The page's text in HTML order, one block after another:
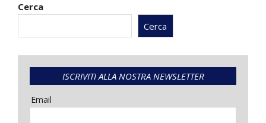
Cerca
Cerca
ISCRIVITI ALLA NOSTRA NEWSLETTER
Email